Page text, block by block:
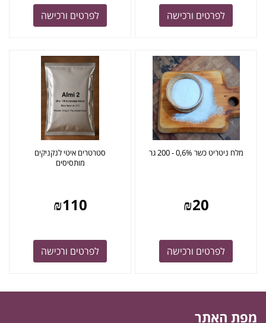
לפרטים ורכישה לפרטים ורכישה
מלח ניטריט כשר 0,6% - 200 גר
₪20
לפרטים ורכישה
סטרטרים איטי לנקניקים
מותסיסים
₪110
לפרטים ורכישה
מפת האתר